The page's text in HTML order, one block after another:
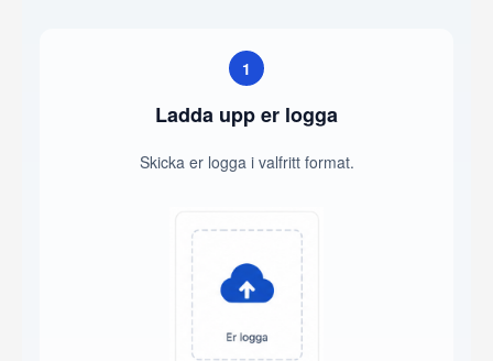
1
Ladda upp er logga
Skicka er logga i valfritt format.